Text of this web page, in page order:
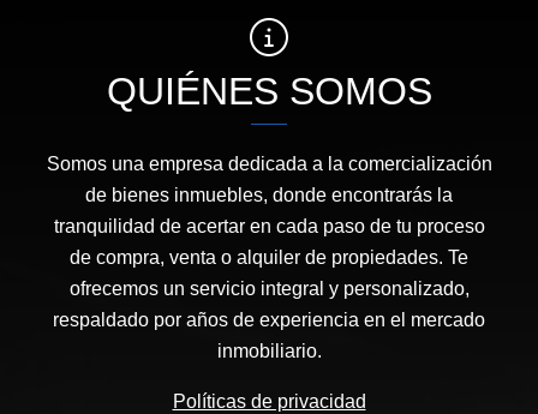
QUIÉNES SOMOS
Somos una empresa dedicada a la comercialización
de bienes inmuebles, donde encontrarás la
tranquilidad de acertar en cada paso de tu proceso
de compra, venta o alquiler de propiedades. Te
ofrecemos un servicio integral y personalizado,
respaldado por años de experiencia en el mercado
inmobiliario.
Políticas de privacidad